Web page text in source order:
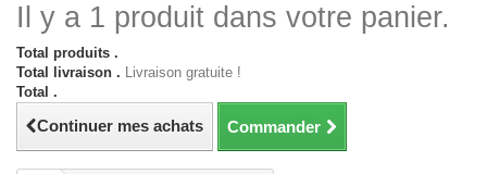
Il y a 1 produit dans votre panier.
Total produits .
Total livraison . Livraison gratuite !
Total .
Continuer mes achats Commander